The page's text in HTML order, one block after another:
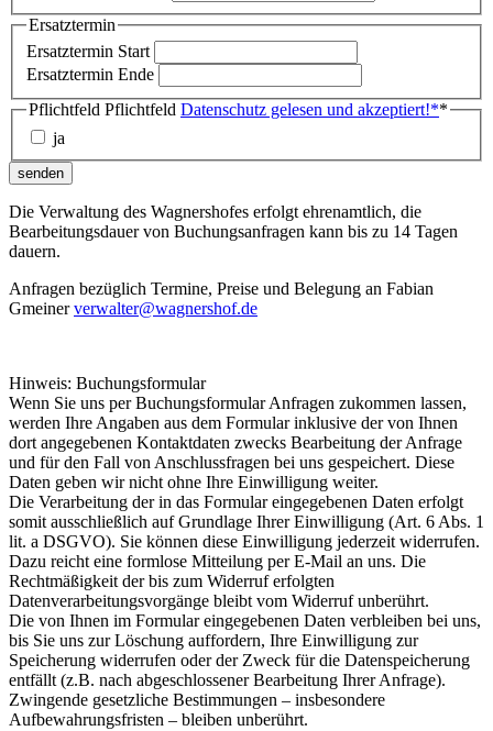
Ersatztermin
Ersatztermin Start
Ersatztermin Ende
Pflichtfeld Pflichtfeld Datenschutz gelesen und akzeptiert!**
ja
senden
Die Verwaltung des Wagnershofes erfolgt ehrenamtlich, die
Bearbeitungsdauer von Buchungsanfragen kann bis zu 14 Tagen
dauern.
Anfragen bezüglich Termine, Preise und Belegung an Fabian
Gmeinerverwalter@wagnershof.de
Hinweis: Buchungsformular
Wenn Sie uns per Buchungsformular Anfragen zukommen lassen,
werden Ihre Angaben aus dem Formular inklusive der von Ihnen
dort angegebenen Kontaktdaten zwecks Bearbeitung der Anfrage
und für den Fall von Anschlussfragen bei uns gespeichert. Diese
Daten geben wir nicht ohne Ihre Einwilligung weiter.
Die Verarbeitung der in das Formular eingegebenen Daten erfolgt
somit ausschließlich auf Grundlage Ihrer Einwilligung (Art. 6 Abs. 1
lit. a DSGVO). Sie können diese Einwilligung jederzeit widerrufen.
Dazu reicht eine formlose Mitteilung per E-Mail an uns. Die
Rechtmäßigkeit der bis zum Widerruf erfolgten
Datenverarbeitungsvorgänge bleibt vom Widerruf unberührt.
Die von Ihnen im Formular eingegebenen Daten verbleiben bei uns,
bis Sie uns zur Löschung auffordern, Ihre Einwilligung zur
Speicherung widerrufen oder der Zweck für die Datenspeicherung
entfällt (z.B. nach abgeschlossener Bearbeitung Ihrer Anfrage).
Zwingende gesetzliche Bestimmungen – insbesondere
Aufbewahrungsfristen – bleiben unberührt.